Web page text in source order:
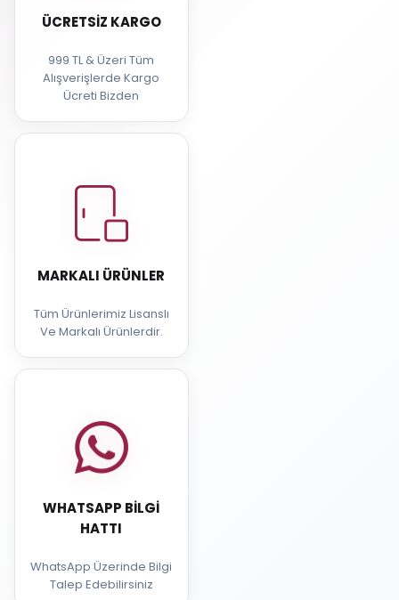
ÜCRETSIZ KARGO
999 TL & Üzeri Tüm
Alışverişlerde Kargo
Ücreti Bizden
MARKALI ÜRÜNLER
Tüm Ürünlerimiz Lisanslı
Ve Markalı Ürünlerdir.
WHATSAPP BILGI
HATTI
WhatsApp Üzerinde Bilgi
Talep Edebilirsiniz